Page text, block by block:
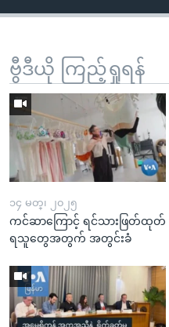
ဗွီဒီယို ကြည့်ရှုရန်
၁၄ မတ္၊ ၂၀၂၅
ကင်ဆာကြောင့် ရင်သားဖြတ်ထုတ်
ရသူတွေအတွက် အတွင်းခံ